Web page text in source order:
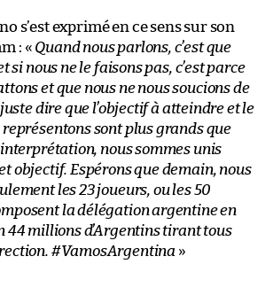
s’est exprimé en ce sens sur son
: « Quand nous parlons, c’est que
si nous ne le faisons pas, c’est parce
et que nous ne nous soucions de
dire que l’objectif à atteindre et le
sont plus grands que
nous sommes unis
objectif. Espérons que demain, nous
les 23 joueurs, ou les 50
la délégation argentine en
44 millions d’Argentins tirant tous
#VamosArgentina »